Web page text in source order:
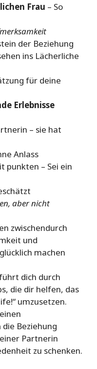
Frau – So
der Beziehung
ins Lächerliche
für deine
Erlebnisse
– sie hat
Anlass
punkten – Sei ein
aber nicht
zwischendurch
und
machen
dich durch
die dir helfen, das
umzusetzen.
Beziehung
Partnerin
zu schenken.